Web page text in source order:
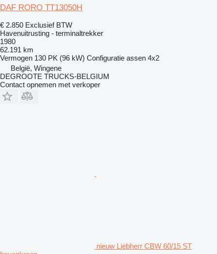
DAF RORO TT13050H
€ 2.850 Exclusief BTW
Havenuitrusting - terminaltrekker
1980
62.191 km
Vermogen 130 PK (96 kW) Configuratie assen 4x2
België, Wingene
DEGROOTE TRUCKS-BELGIUM
Contact opnemen met verkoper
nieuw Liebherr CBW 60/15 ST